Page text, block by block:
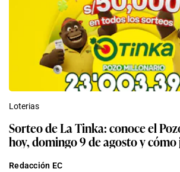
Loterias
Sorteo de La Tinka: conoce el
hoy, domingo 9 de agosto y
Redacción EC